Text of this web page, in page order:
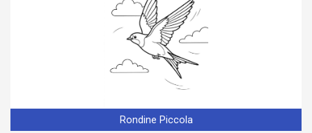
Rondine Piccola